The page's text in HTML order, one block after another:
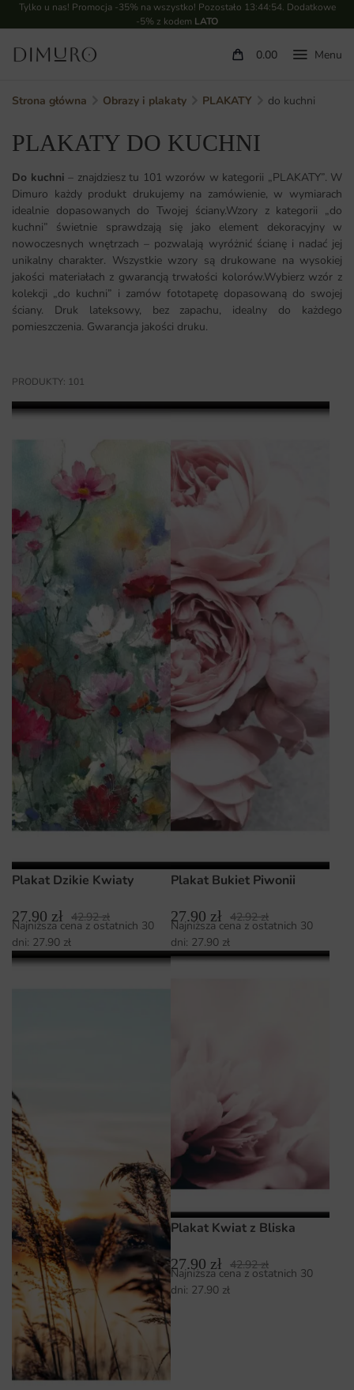
Tylko u nas! Promocja -35% na wszystko! Pozostało 13:44:52. Dodatkowe
-5% z kodem LATO
0.00
Strona główna Obrazy i plakaty PLAKATY do kuchni
PLAKATY DO KUCHNI
Do kuchni – znajdziesz tu 101 wzorów w kategorii „PLAKATY”. W
Dimuro każdy produkt drukujemy na zamówienie, w wymiarach
idealnie dopasowanych do Twojej ściany.Wzory z kategorii „do
kuchni” świetnie sprawdzają się jako element dekoracyjny w
nowoczesnych wnętrzach – pozwalają wyróżnić ścianę i nadać jej
unikalny charakter. Wszystkie wzory są drukowane na wysokiej
jakości materiałach z gwarancją trwałości kolorów.Wybierz wzór z
kolekcji „do kuchni” i zamów fototapetę dopasowaną do swojej
ściany. Druk lateksowy, bez zapachu, idealny do każdego
pomieszczenia. Gwarancja jakości druku.
PRODUKTY: 101
Plakat Dzikie Kwiaty
27.90 zł 42.92zł
Najniższa cena z ostatnich 30
dni: 27.90 zł
Plakat Bukiet Piwonii
27.90 zł 42.92zł
Najniższa cena z ostatnich 30
dni: 27.90 zł
Plakat Kwiat z Bliska
27.90 zł 42.92zł
Najniższa cena z ostatnich 30
dni: 27.90 zł